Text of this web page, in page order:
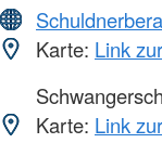
Karte: Link
Karte: Link